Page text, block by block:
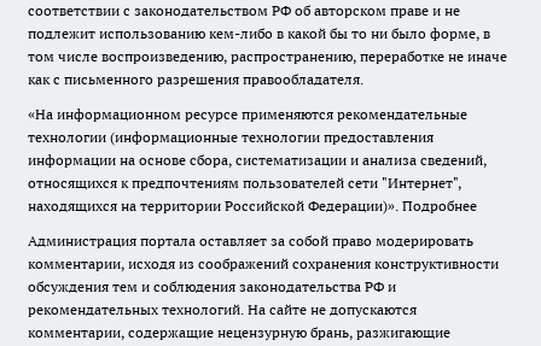
соответствии с законодательством РФ об авторском праве и не
подлежит использованию кем-либо в какой бы то ни было форме, в
том числе воспроизведению, распространению, переработке не иначе
как с письменного разрешения правообладателя.
«На информационном ресурсе применяются рекомендательные
технологии (информационные технологии предоставления
информации на основе сбора, систематизации и анализа сведений,
относящихся к предпочтениям пользователей сети "Интернет",
находящихся на территории Российской Федерации)». Подробнее
Администрация портала оставляет за собой право модерировать
комментарии, исходя из соображений сохранения конструктивности
обсуждения тем и соблюдения законодательства РФ и
рекомендательных технологий. На сайте не допускаются
комментарии, содержащие нецензурную брань, разжигающие